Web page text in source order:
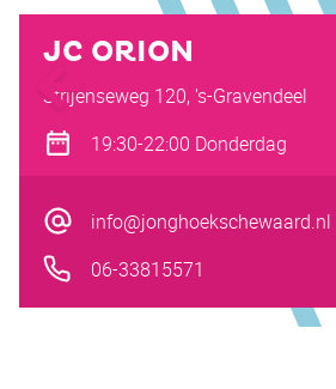
JC ORION
Strijenseweg 120, 's-Gravendeel
19:30-22:00 Donderdag
info@jonghoekschewaard.nl
06-33815571